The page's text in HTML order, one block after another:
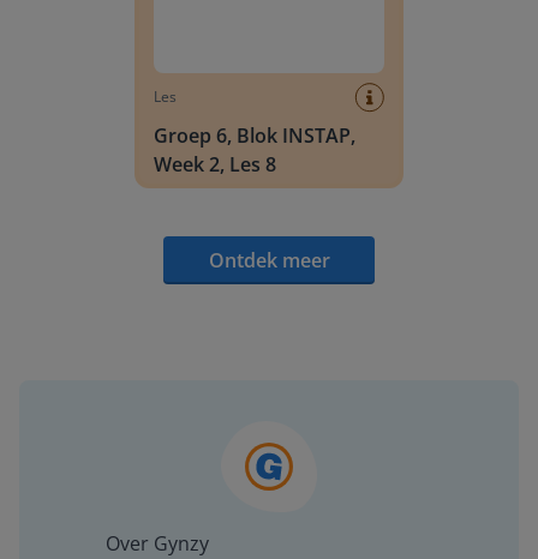
Les
Groep 6, Blok INSTAP,
Week 2, Les 8
Ontdek meer
Over Gynzy